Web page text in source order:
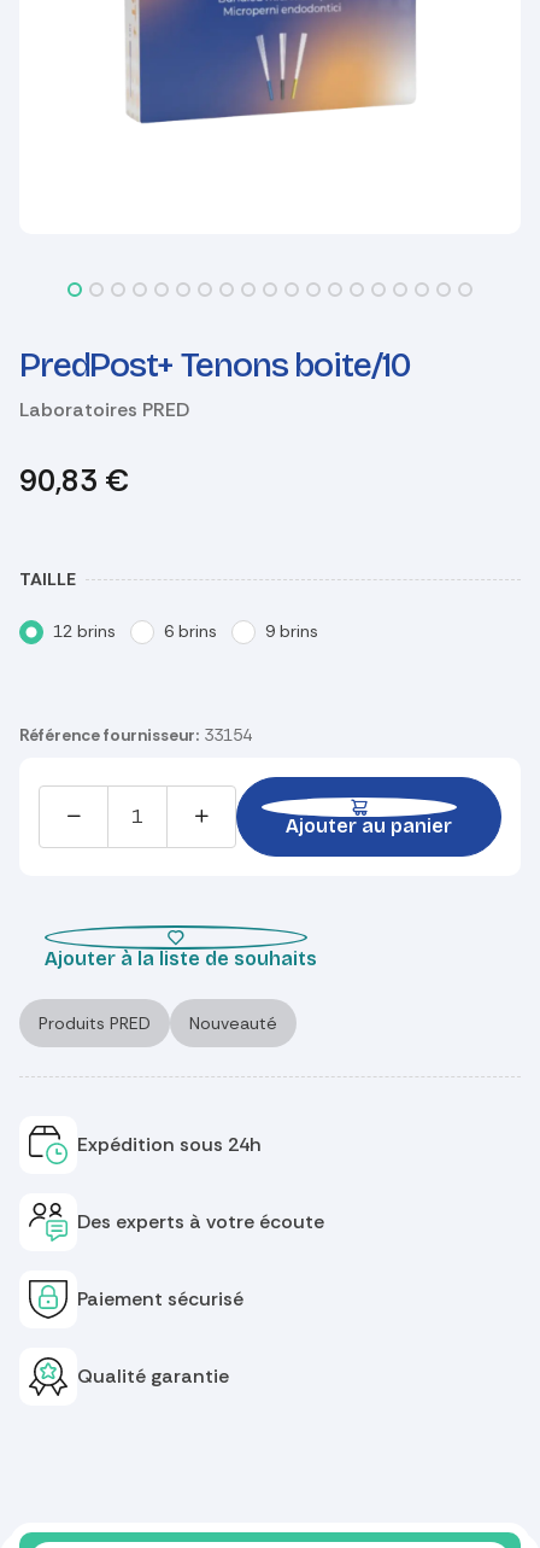
PredPost+ Tenons boite/10
Laboratoires PRED
90,83 €
TAILLE
12 brins 6 brins 9 brins
Référence fournisseur: 33154
Ajouter au panier
Ajouter à la liste de souhaits
Produits PRED Nouveauté
Expédition sous 24h
Des experts à votre écoute
Paiement sécurisé
Qualité garantie